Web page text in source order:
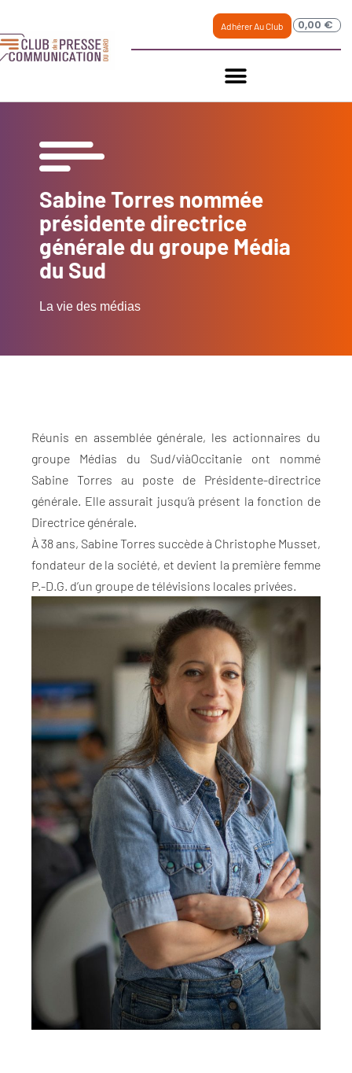
Adhérer Au Club 0,00 €
Sabine Torres nommée
présidente directrice
générale du groupe Média
du Sud
La vie des médias
Réunis en assemblée générale, les actionnaires du
groupe Médias du Sud/viàOccitanie ont nommé
Sabine Torres au poste de Présidente-directrice
générale. Elle assurait jusqu’à présent la fonction de
Directrice générale.
À 38 ans, Sabine Torres succède à Christophe Musset,
fondateur de la société, et devient la première femme
P.-D.G. d’un groupe de télévisions locales privées.